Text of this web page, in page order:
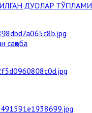
ДУОЛАР ТЎПЛАМИ
саҳоба